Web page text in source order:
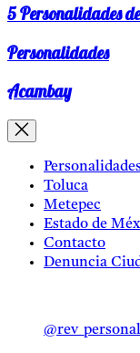
5 Personalidades
Personalidades
Acambay
Toluca
Metepec
Estado de
Contacto
Denuncia